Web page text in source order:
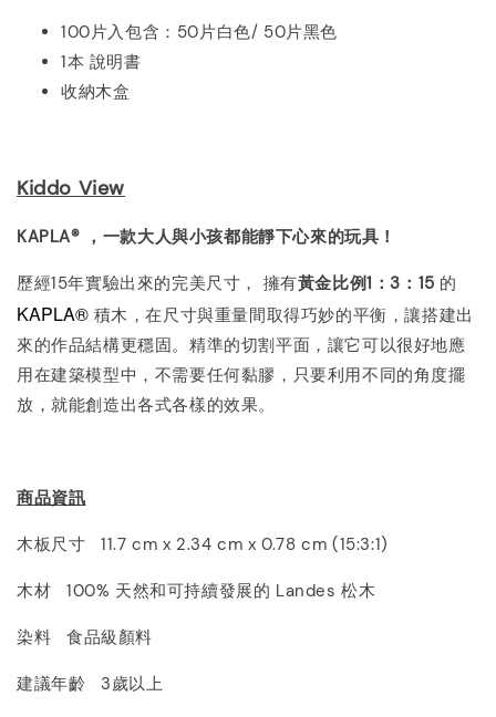
100片入包含：50片白色/ 50片黑色
1本 說明書
收納木盒
Kiddo View
KAPLA® ，一款大人與小孩都能靜下心來的玩具！
歷經15年實驗出來的完美尺寸， 擁有黃金比例1 ：3 ： 15 的
KAPLA® 積木，在尺寸與重量間取得巧妙的平衡，讓搭建出
來的作品結構更穩固。精準的切割平面，讓它可以很好地應
用在建築模型中，不需要任何黏膠，只要利用不同的角度擺
放，就能創造出各式各樣的效果。
商品資訊
木板尺寸 11.7 cm x 2.34 cm x 0.78 cm (15:3:1)
木材 100% 天然和可持續發展的 Landes 松木
染料 食品級顏料
建議年齡 3歲以上